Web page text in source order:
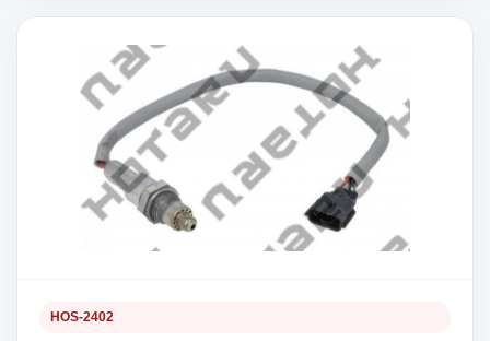
HOS-2402